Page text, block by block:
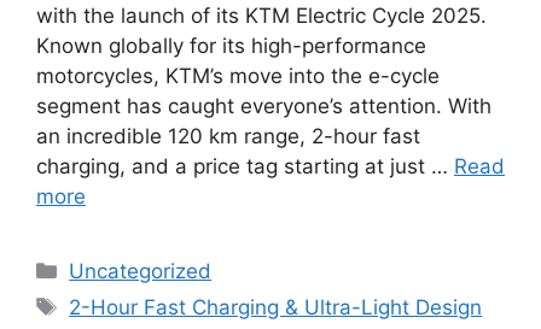
with the launch of its KTM Electric Cycle 2025.
Known globally for its high-performance
motorcycles, KTM’s move into the e-cycle
segment has caught everyone’s attention. With
an incredible 120 km range, 2-hour fast
charging, and a price tag starting at just … Read
more
Categories
Uncategorized
Tags
2-Hour Fast Charging & Ultra-Light Design